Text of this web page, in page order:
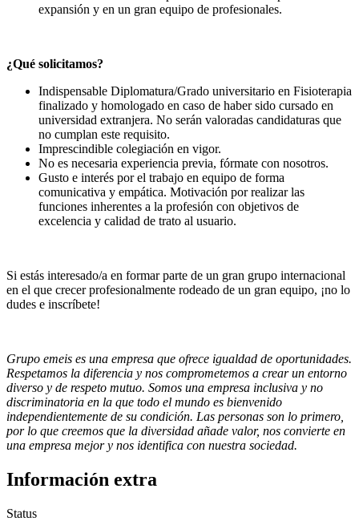
expansión y en un gran equipo de profesionales.
¿Qué solicitamos?
Indispensable Diplomatura/Grado universitario en Fisioterapia
finalizado y homologado en caso de haber sido cursado en
universidad extranjera. No serán valoradas candidaturas que
no cumplan este requisito.
Imprescindible colegiación en vigor.
No es necesaria experiencia previa, fórmate con nosotros.
Gusto e interés por el trabajo en equipo de forma
comunicativa y empática. Motivación por realizar las
funciones inherentes a la profesión con objetivos de
excelencia y calidad de trato al usuario.
Si estás interesado/a en formar parte de un gran grupo internacional
en el que crecer profesionalmente rodeado de un gran equipo, ¡no lo
dudes e inscríbete!
Grupo emeis es una empresa que ofrece igualdad de oportunidades.
Respetamos la diferencia y nos comprometemos a crear un entorno
diverso y de respeto mutuo. Somos una empresa inclusiva y no
discriminatoria en la que todo el mundo es bienvenido
independientemente de su condición. Las personas son lo primero,
por lo que creemos que la diversidad añade valor, nos convierte en
una empresa mejor y nos identifica con nuestra sociedad.
Información extra
Status